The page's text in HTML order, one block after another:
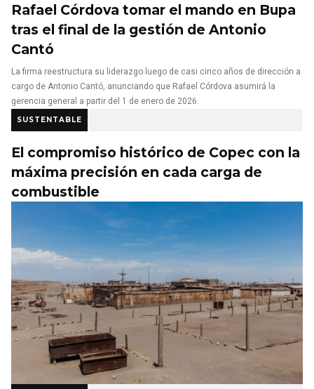
Rafael Córdova tomar el mando en Bupa
tras el final de la gestión de Antonio
Cantó
La firma reestructura su liderazgo luego de casi cinco años de dirección a
cargo de Antonio Cantó, anunciando que Rafael Córdova asumirá la
gerencia general a partir del 1 de enero de 2026.
SUSTENTABLE
El compromiso histórico de Copec con la
máxima precisión en cada carga de
combustible